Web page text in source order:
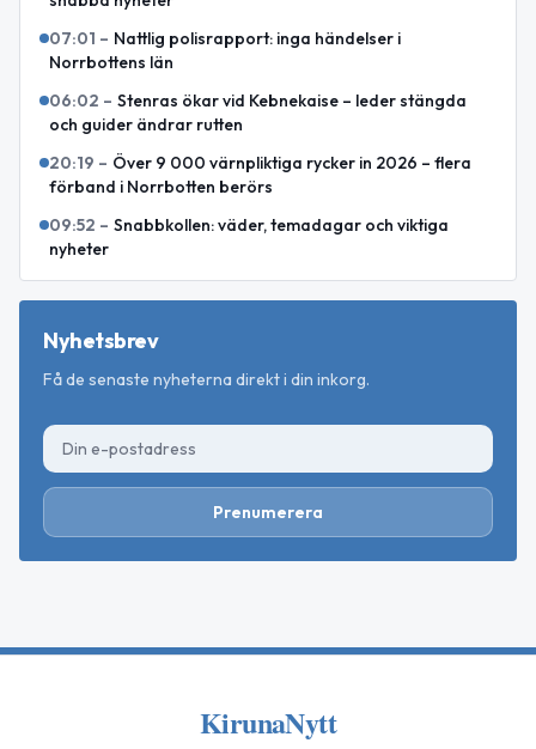
07:01 – Nattlig polisrapport: inga händelser i
Norrbottens län
06:02 – Stenras ökar vid Kebnekaise – leder stängda
och guider ändrar rutten
20:19 – Över 9 000 värnpliktiga rycker in 2026 – flera
förband i Norrbotten berörs
09:52 – Snabbkollen: väder, temadagar och viktiga
nyheter
Nyhetsbrev
Få de senaste nyheterna direkt i din inkorg.
Prenumerera
KirunaNytt